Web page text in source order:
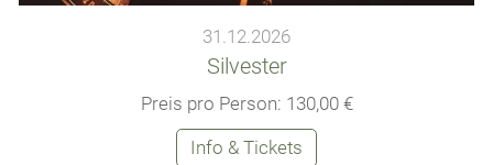
31.12.2026
Silvester
Preis pro Person: 130,00 €
Info & Tickets